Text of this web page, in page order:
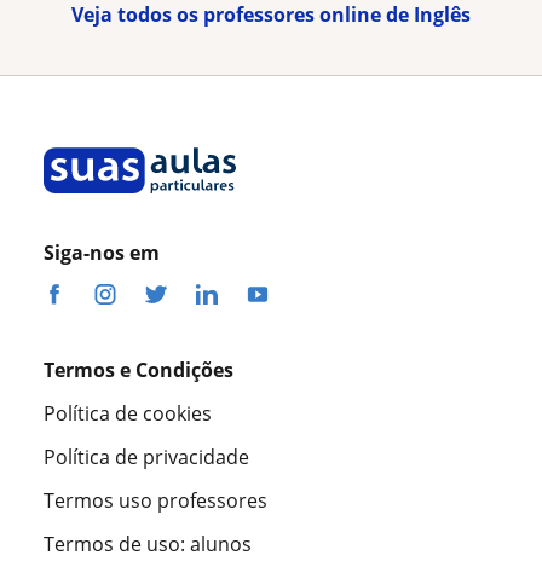
Veja todos os professores online de Inglês
Siga-nos em
Termos e Condições
Política de cookies
Política de privacidade
Termos uso professores
Termos de uso: alunos